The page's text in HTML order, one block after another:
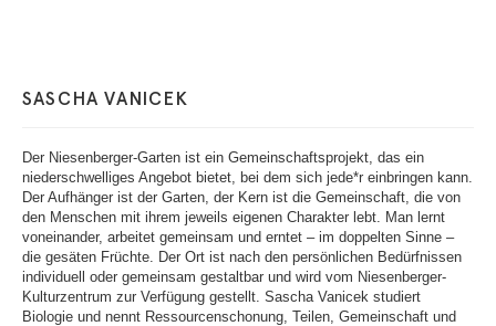
SASCHA VANICEK
Der Niesenberger-Garten ist ein Gemeinschaftsprojekt, das ein
niederschwelliges Angebot bietet, bei dem sich jede*r einbringen kann.
Der Aufhänger ist der Garten, der Kern ist die Gemeinschaft, die von
den Menschen mit ihrem jeweils eigenen Charakter lebt. Man lernt
voneinander, arbeitet gemeinsam und erntet – im doppelten Sinne –
die gesäten Früchte. Der Ort ist nach den persönlichen Bedürfnissen
individuell oder gemeinsam gestaltbar und wird vom Niesenberger-
Kulturzentrum zur Verfügung gestellt. Sascha Vanicek studiert
Biologie und nennt Ressourcenschonung, Teilen, Gemeinschaft und